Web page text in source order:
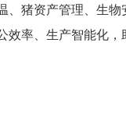
、猪资产管理、生物
效率、生产智能化，